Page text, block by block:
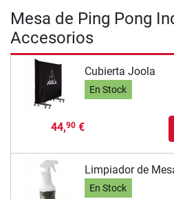
Mesa de Ping Pong
Accesorios
Cubierta Joola
En Stock
44,90€
Limpiador de
En Stock